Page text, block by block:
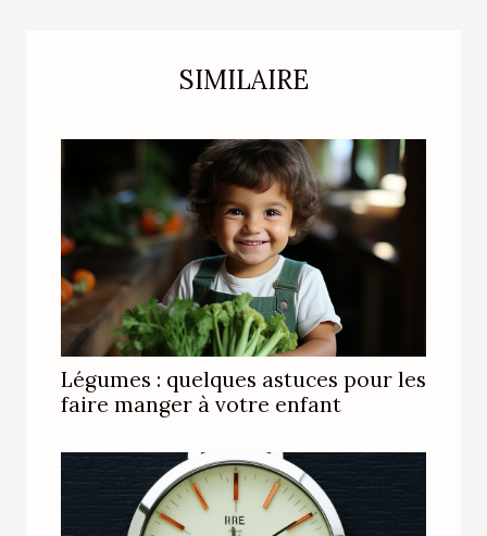
SIMILAIRE
Légumes : quelques astuces pour les
faire manger à votre enfant